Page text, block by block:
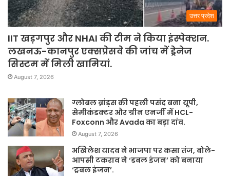
उत्तर प्रदेश
IIT खड़गपुर और NHAI की टीम ने किया इंस्पेक्शन.
लखनऊ-कानपुर एक्सप्रेसवे की जांच में ड्रेनेज
सिस्टम में मिली खामियां.
August 7, 2026
ग्लोबल ब्रांड्स की पहली पसंद बना यूपी,
सेमीकंडक्टर और ग्रीन एनर्जी में HCL-
Foxconn और Avada का बड़ा दांव.
August 7, 2026
अखिलेश यादव ने भाजपा पर कसा तंज, बोले-
आपसी टकराव ने ‘डबल इंजन’ को बनाया
‘ट्रबल इंजन’.